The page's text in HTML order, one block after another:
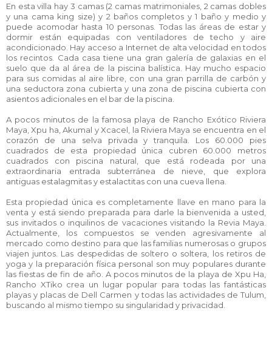
En esta villa hay 3 camas (2 camas matrimoniales, 2 camas dobles
y una cama king size) y 2 baños completos y 1 baño y medio y
puede acomodar hasta 10 personas. Todas las áreas de estar y
dormir están equipadas con ventiladores de techo y aire
acondicionado. Hay acceso a Internet de alta velocidad en todos
los recintos. Cada casa tiene una gran galería de galaxias en el
suelo que da al área de la piscina balística. Hay mucho espacio
para sus comidas al aire libre, con una gran parrilla de carbón y
una seductora zona cubierta y una zona de piscina cubierta con
asientos adicionales en el bar de la piscina.
A pocos minutos de la famosa playa de Rancho Exótico Riviera
Maya, Xpu ha, Akumal y Xcacel, la Riviera Maya se encuentra en el
corazón de una selva privada y tranquila. Los 60.000 pies
cuadrados de esta propiedad única cubren 60.000 metros
cuadrados con piscina natural, que está rodeada por una
extraordinaria entrada subterránea de nieve, que explora
antiguas estalagmitas y estalactitas con una cueva llena.
Esta propiedad única es completamente llave en mano para la
venta y está siendo preparada para darle la bienvenida a usted,
sus invitados o inquilinos de vacaciones visitando la Revia Maya.
Actualmente, los compuestos se venden agresivamente al
mercado como destino para que las familias numerosas o grupos
viajen juntos. Las despedidas de soltero o soltera, los retiros de
yoga y la preparación física personal son muy populares durante
las fiestas de fin de año. A pocos minutos de la playa de Xpu Ha,
Rancho XTiko crea un lugar popular para todas las fantásticas
playas y placas de Dell Carmen y todas las actividades de Tulum,
buscando al mismo tiempo su singularidad y privacidad.